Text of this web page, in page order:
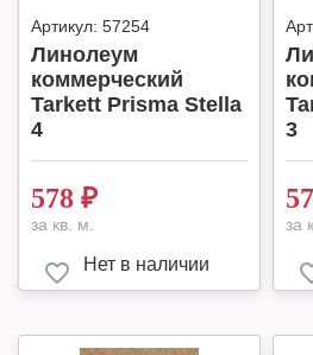
Артикул: 57254
Линолеум
коммерческий
Tarkett Prisma Stella
4
578 ₽
за кв. м.
Нет в наличии
3
за